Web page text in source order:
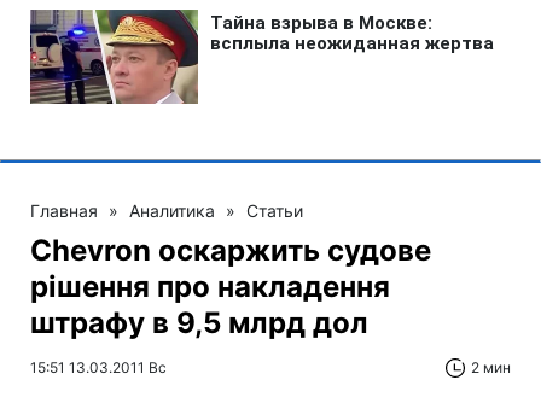
Главная » Аналитика » Статьи
Chevron оскаржить судове
рішення про накладення
штрафу в 9,5 млрд дол
15:51 13.03.2011 Вс 2 мин